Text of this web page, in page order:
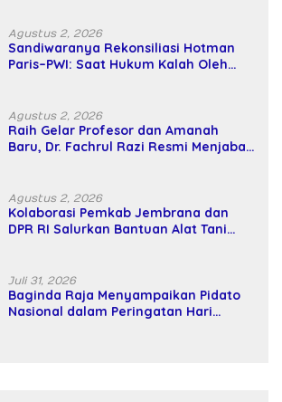
Agustus 2, 2026
Sandiwaranya Rekonsiliasi Hotman
Paris–PWI: Saat Hukum Kalah Oleh
Agustus 2, 2026
Raih Gelar Profesor dan Amanah
Baru, Dr. Fachrul Razi Resmi Menjabat
Agustus 2, 2026
Kolaborasi Pemkab Jembrana dan
DPR RI Salurkan Bantuan Alat Tani
Juli 31, 2026
Baginda Raja Menyampaikan Pidato
Nasional dalam Peringatan Hari